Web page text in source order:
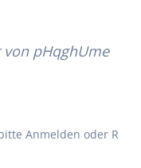
von pHqghUme
Anmelden oder R